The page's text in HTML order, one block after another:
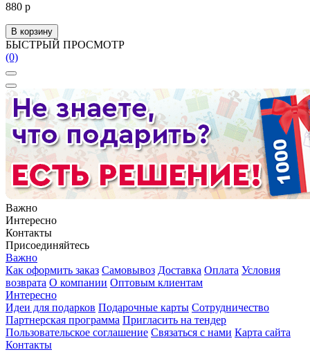
880 р
В корзину
БЫСТРЫЙ ПРОСМОТР
(0)
Важно
Интересно
Контакты
Присоединяйтесь
Важно
Как оформить заказ Самовывоз Доставка Оплата Условия
возврата О компании Оптовым клиентам
Интересно
Идеи для подарков Подарочные карты Сотрудничество
Партнерская программа Пригласить на тендер
Пользовательское соглашение Связаться с нами Карта сайта
Контакты